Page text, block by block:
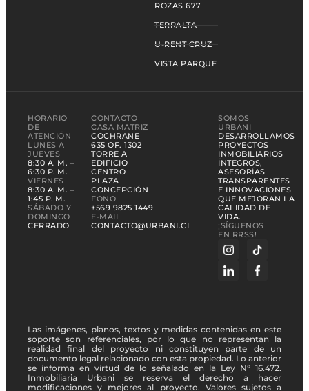
ROZAS 677
TERRALTA
U-RENT CRUZ
VISTA PARQUE
HORARIO
DE
ATENCIÓN
LUNES A
JUEVES
8:30 A. M. –
6:30 P. M.
VIERNES
8:30 A. M. –
1:45 P. M.
SÁBADO Y
DOMINGO
CERRADO
CONTACTO
CASA MATRIZ
COCHRANE
635 OF. 1302
TORRE A
EDIFICIO
CENTRO
PLAZA
CONCEPCIÓN
FONO
+569 9825 1449
E-MAIL
CONTACTO@URBANI.CL
SOMOS
URBANI
DESARROLLAMOS
PROYECTOS
INMOBILIARIOS
ÍNTEGROS,
ASESORÍAS
TRANSPARENTES
E INNOVACIONES
QUE MEJORAN LA
CALIDAD DE
VIDA.
¡SÍGUENOS
EN RRSS!
Las imágenes, planos, textos y medidas contenidas en este
soporte son referenciales, por lo que no representan la
realidad final del proyecto ni constituyen parte de un
documento legal relacionado con esta propiedad. Lo anterior
se informa en virtud de lo señalado en la Ley N° 16.472.
Inmobiliaria Urbani se reserva el derecho a hacer
modificaciones y mejores al proyecto. Valores sujetos a